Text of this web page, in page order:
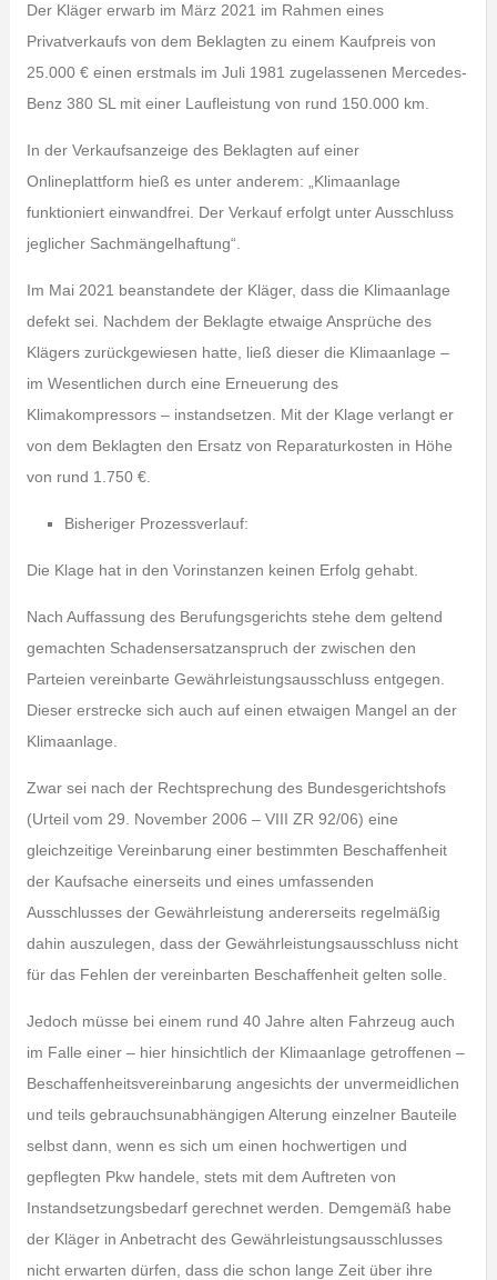
Der Kläger erwarb im März 2021 im Rahmen eines
Privatverkaufs von dem Beklagten zu einem Kaufpreis von
25.000 € einen erstmals im Juli 1981 zugelassenen Mercedes-
Benz 380 SL mit einer Laufleistung von rund 150.000 km.
In der Verkaufsanzeige des Beklagten auf einer
Onlineplattform hieß es unter anderem: „Klimaanlage
funktioniert einwandfrei. Der Verkauf erfolgt unter Ausschluss
jeglicher Sachmängelhaftung“.
Im Mai 2021 beanstandete der Kläger, dass die Klimaanlage
defekt sei. Nachdem der Beklagte etwaige Ansprüche des
Klägers zurückgewiesen hatte, ließ dieser die Klimaanlage –
im Wesentlichen durch eine Erneuerung des
Klimakompressors – instandsetzen. Mit der Klage verlangt er
von dem Beklagten den Ersatz von Reparaturkosten in Höhe
von rund 1.750 €.
Bisheriger Prozessverlauf:
Die Klage hat in den Vorinstanzen keinen Erfolg gehabt.
Nach Auffassung des Berufungsgerichts stehe dem geltend
gemachten Schadensersatzanspruch der zwischen den
Parteien vereinbarte Gewährleistungsausschluss entgegen.
Dieser erstrecke sich auch auf einen etwaigen Mangel an der
Klimaanlage.
Zwar sei nach der Rechtsprechung des Bundesgerichtshofs
(Urteil vom 29. November 2006 – VIII ZR 92/06) eine
gleichzeitige Vereinbarung einer bestimmten Beschaffenheit
der Kaufsache einerseits und eines umfassenden
Ausschlusses der Gewährleistung andererseits regelmäßig
dahin auszulegen, dass der Gewährleistungsausschluss nicht
für das Fehlen der vereinbarten Beschaffenheit gelten solle.
Jedoch müsse bei einem rund 40 Jahre alten Fahrzeug auch
im Falle einer – hier hinsichtlich der Klimaanlage getroffenen –
Beschaffenheitsvereinbarung angesichts der unvermeidlichen
und teils gebrauchsunabhängigen Alterung einzelner Bauteile
selbst dann, wenn es sich um einen hochwertigen und
gepflegten Pkw handele, stets mit dem Auftreten von
Instandsetzungsbedarf gerechnet werden. Demgemäß habe
der Kläger in Anbetracht des Gewährleistungsausschlusses
nicht erwarten dürfen, dass die schon lange Zeit über ihre